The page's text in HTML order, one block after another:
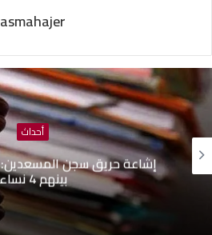
asmahajer
أحداث
بينهم 4 نساء